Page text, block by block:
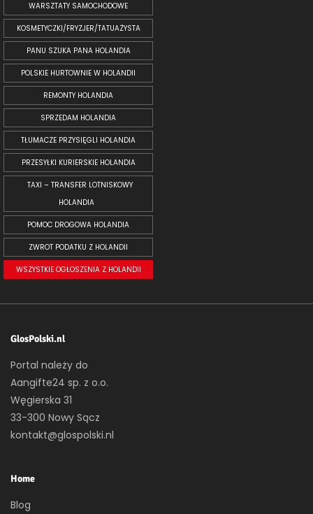
WARSZTATY SAMOCHODOWE
KOSMETYCZKI/FRYZJER/TATUAŻYSTA
PANU SZUKA PANA HOLANDIA
POLSKIE HURTOWNIE W HOLANDII
REMONTY HOLANDIA
SPRZEDAM HOLANDIA
TŁUMACZE PRZYSIĘGLI HOLANDIA
PRZESYŁKI KURIERSKIE HOLANDIA
TAXI – TRANSFER LOTNISKOWY
HOLANDIA
POMOC DROGOWA HOLANDIA
ZWROT PODATKU Z HOLANDII
WSZYSTKIE OGŁOSZENIA Z HOLANDII
GlosPolski.nl
Portal należy do
Aangifte24 sp. z o.o.
Węgierska 31
33-300 Nowy Sącz
kontakt@glospolski.nl
Home
Blog